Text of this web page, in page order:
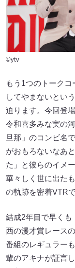
©ytv
もう1つのトーク
してやまないとい
迫ります。今回登
令和喜多みな実の
旦那」のコンビ名
がおもろないなあ
た」と彼らのイメ
華々しく世に出た
の軌跡を密着VTR
結成2年目で早くも
西の漫才賞レース
番組のレギュラー
輩のアキナが証言